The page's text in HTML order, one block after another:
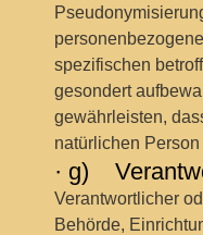
spezifischen
gesondert
gewährleisten,
natürlichen
· g)
Verantwortlicher
Behörde,